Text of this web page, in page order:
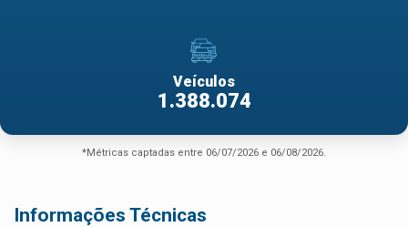
Veículos
1.388.074
*Métricas captadas entre 06/07/2026 e 06/08/2026.
Informações Técnicas